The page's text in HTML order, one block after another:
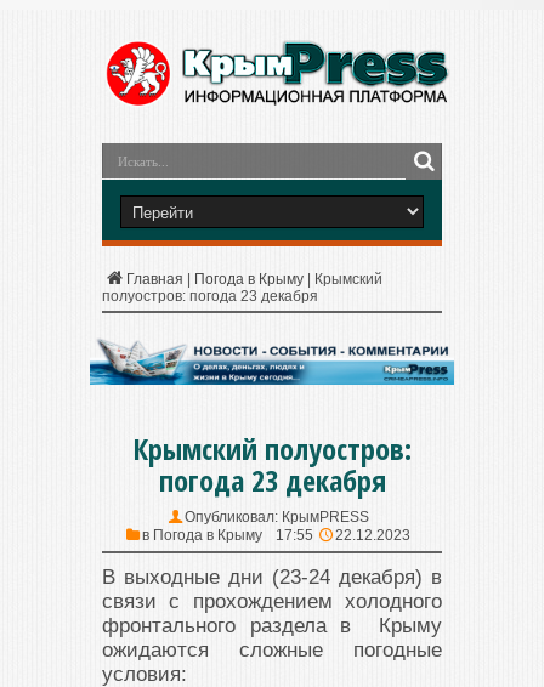
Главная Погода в Крыму
Крымский
полуостров: погода 23 декабря
Крымский полуостров:
погода 23 декабря
Опубликовал: КрымPRESS
в Погода в Крыму 17:55 22.12.2023
В выходные дни (23-24 декабря) в
связи с прохождением холодного
фронтального раздела в Крыму
ожидаются сложные погодные
условия: